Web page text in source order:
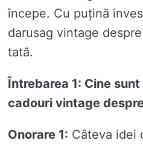
începe. Cu puțină
darusag vintage
tată.
Întrebarea 1: Cine
cadouri vintage
Onorare 1: Câteva idei